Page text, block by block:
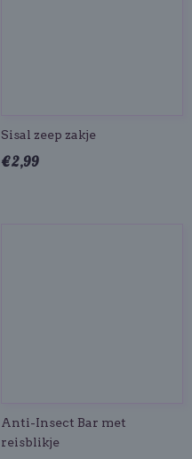
Sisal zeep zakje
€ 2,99
Anti-Insect Bar met
reisblikje